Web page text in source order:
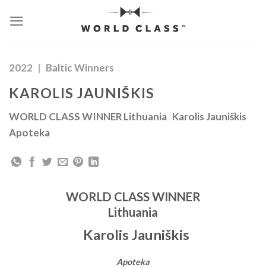
to
2022 | Baltic Winners
KAROLIS JAUNIŠKIS
WORLD CLASS WINNER Lithuania Karolis Jauniškis
Apoteka
WORLD CLASS WINNER
Lithuania
Karolis Jauniškis
Apoteka